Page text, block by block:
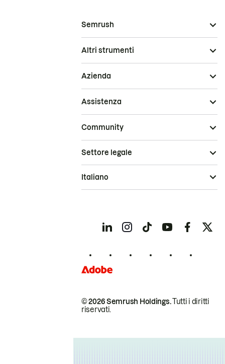
Semrush
Altri strumenti
Azienda
Assistenza
Community
© 2026 Semrush Holdings.Tutti i diritti
riservati.
Settore legale
Italiano